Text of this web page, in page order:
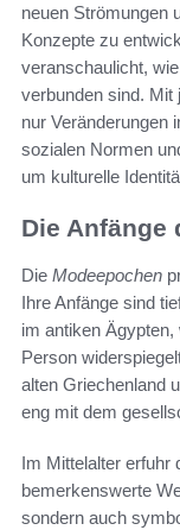
neuen Strömungen
Konzepte zu
veranschaulicht,
verbunden sind. Mit
nur Veränderungen
sozialen Normen
um kulturelle
Die Anfänge
Die Modeepochen
Ihre Anfänge sind
im antiken
Person
alten Griechenland
eng mit dem
Im Mittelalter erfuhr
bemerkenswerte
sondern auch